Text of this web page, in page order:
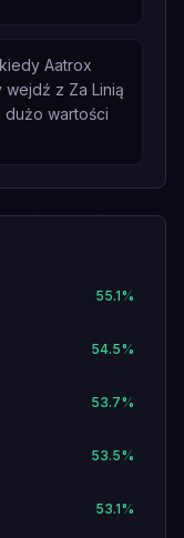
Aatrox
wejdź z Za Linią
wartości
55.1%
54.5%
53.7%
53.5%
53.1%